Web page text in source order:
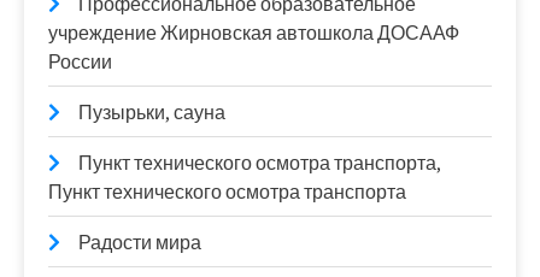
учреждение Жирновская автошкола ДОСААФ
России
Пузырьки, сауна
Пункт технического осмотра транспорта,
Пункт технического осмотра транспорта
Радости мира